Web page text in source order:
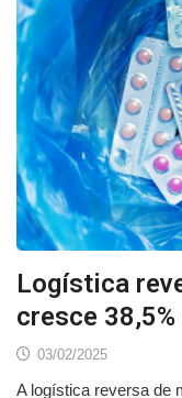
Logística
cresce
03/02/2025
A logística reversa de